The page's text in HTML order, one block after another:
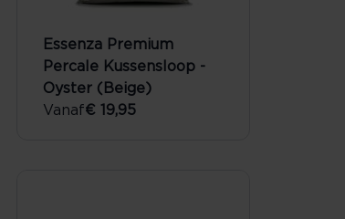
Essenza Premium
Percale Kussensloop -
Oyster (Beige)
Vanaf€ 19,95